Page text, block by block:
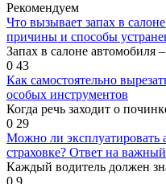
Рекомендуем
Что вызывает запах в
причины и способы
Запах в салоне автомобиля
0 43
Как самостоятельно
особых инструментов
Когда речь заходит о
0 29
Можно ли эксплуатировать
страховке? Ответ на
Каждый водитель должен
0 9